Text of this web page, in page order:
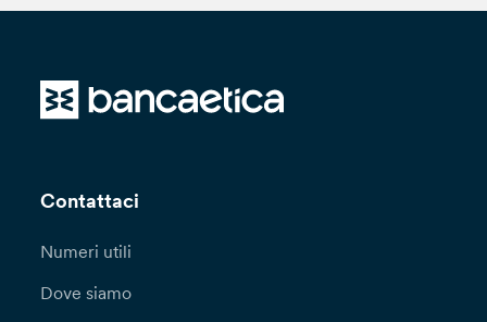
Contattaci
Numeri utili
Dove siamo